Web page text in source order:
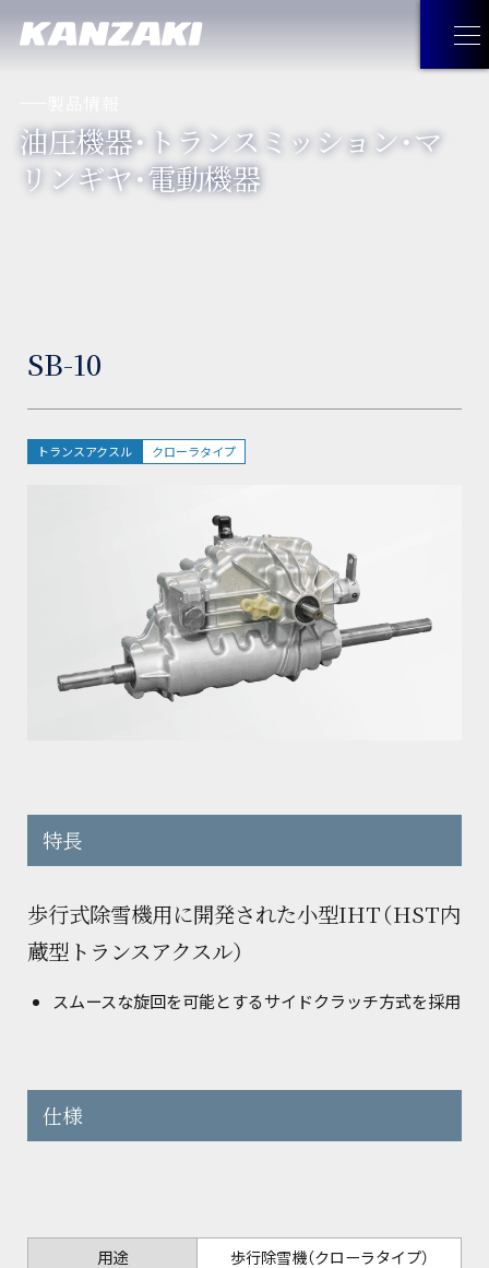
製品情報
見つけてみよう！神崎製品
製品カタログダウンロード
トップメッセージ
経営理念
サステナビリティ
お問い合わせ
お問い合わせ トップ
油圧機器・トランスミッション・
マリンギヤ・電動機器に関する
工作機械に関するお問い合わせ
その他のお問い合わせ
JA
油圧機器・トランスミッション・マ
リンギヤ・電動機器
SB-10
トランスアクスル クローラタイプ
特長
歩行式除雪機用に開発された小型IHT（HST内
蔵型トランスアクスル）
スムースな旋回を可能とするサイドクラッチ方式を採用
仕様
用途
歩行除雪機（クローラタイプ）